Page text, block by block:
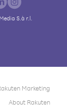
S.à r.l.
Marketing
About Rakuten